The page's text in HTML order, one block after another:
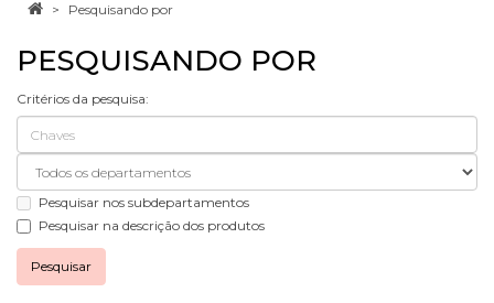
Pesquisando por
PESQUISANDO POR
Critérios da pesquisa:
Pesquisar nos subdepartamentos
Pesquisar na descrição dos produtos